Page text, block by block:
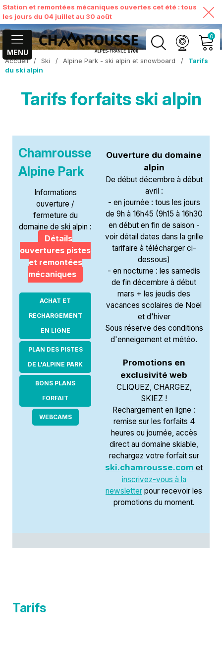
Station et remontées mécaniques ouvertes cet été : tous
les jours du 04 juillet au 30 août
MENU
0
MON COMPTE
VOIR MON PANIER
Accueil / Ski / Alpine Park - ski alpin et snowboard /
Tarifs
du ski alpin
Tarifs forfaits ski alpin
Chamrousse
Alpine Park
Informations
ouverture /
fermeture du
domaine de ski alpin :
Détails
ouvertures pistes
et remontées
mécaniques
ACHAT ET
RECHARGEMENT
EN LIGNE
PLAN DES PISTES
DE L'ALPINE PARK
BONS PLANS
FORFAIT
WEBCAMS
Ouverture du domaine
alpin
De début décembre à début
avril :
- en journée : tous les jours
de 9h à 16h45 (9h15 à 16h30
en début en fin de saison -
voir détail dates dans la grille
tarifaire à télécharger ci-
dessous)
- en nocturne : les samedis
de fin décembre à début
mars + les jeudis des
vacances scolaires de Noël
et d'hiver
Sous réserve des conditions
d'enneigement et météo.
Promotions en
exclusivité web
CLIQUEZ, CHARGEZ,
SKIEZ !
Rechargement en ligne :
remise sur les forfaits 4
heures ou journée, accès
direct au domaine skiable,
rechargez votre forfait sur
ski.chamrousse.com et
inscrivez-vous à la
newsletter pour recevoir les
promotions du moment.
Tarifs